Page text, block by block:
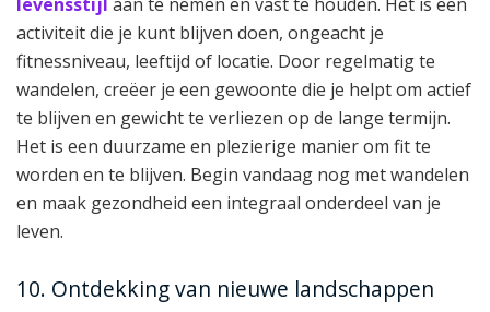
activiteit die je kunt blijven doen, ongeacht je
fitnessniveau, leeftijd of locatie. Door regelmatig te
wandelen, creëer je een gewoonte die je helpt om actief
te blijven en gewicht te verliezen op de lange termijn.
Het is een duurzame en plezierige manier om fit te
worden en te blijven. Begin vandaag nog met wandelen
en maak gezondheid een integraal onderdeel van je
leven.
10. Ontdekking van nieuwe landschappen